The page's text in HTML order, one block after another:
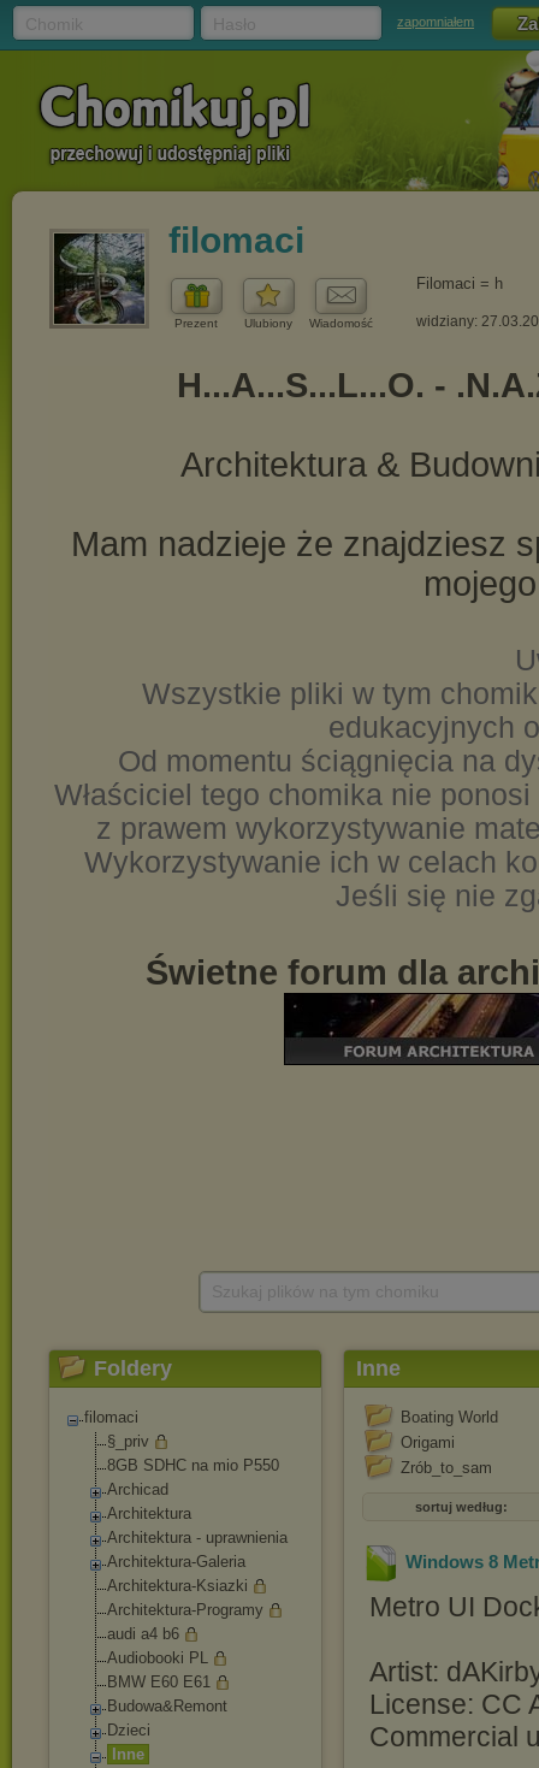
zapomniałem
filomaci
Prezent Ulubiony Wiadomość
Filomaci = h
widziany:
Foldery
filomaci
§_priv
8GB SDHC na mio P550
Archicad
Architektura
Architektura - uprawnienia
Architektura-Galeria
Architektura-Ksiazki
Architektura-Programy
audi a4 b6
Audiobooki PL
BMW E60 E61
Budowa&Remont
Dzieci
Inne
Inne
Boating World
Origami
Zrób_to_sam
sortuj według:
Windows 8
Metro UI
Artist:
License: CC
Commercial